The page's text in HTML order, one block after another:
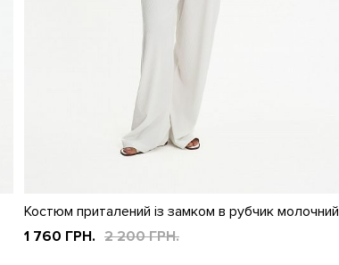
Костюм приталений із замком в рубчик молочний
1 760 ГРН. 2 200 ГРН.